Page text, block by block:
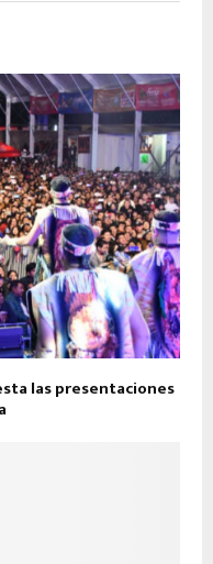
las presentaciones